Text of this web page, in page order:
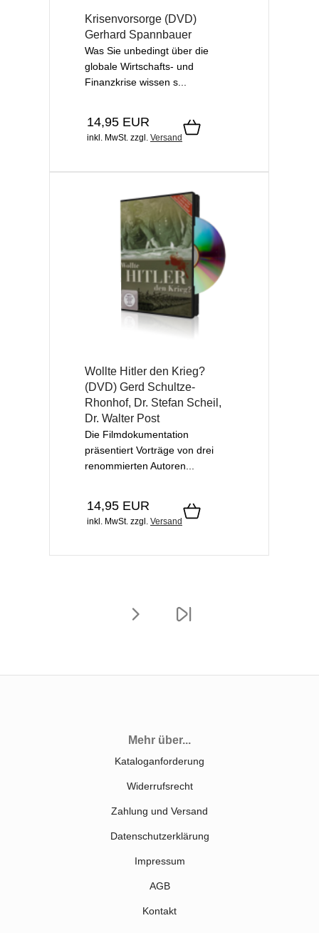
Krisenvorsorge (DVD)
Gerhard Spannbauer
Was Sie unbedingt über die
globale Wirtschafts- und
Finanzkrise wissen s...
14,95 EUR
inkl. MwSt. zzgl. Versand
Wollte Hitler den Krieg?
(DVD) Gerd Schultze-
Rhonhof, Dr. Stefan Scheil,
Dr. Walter Post
Die Filmdokumentation
präsentiert Vorträge von drei
renommierten Autoren...
14,95 EUR
inkl. MwSt. zzgl. Versand
Mehr über...
Kataloganforderung
Widerrufsrecht
Zahlung und Versand
Datenschutzerklärung
Impressum
AGB
Kontakt